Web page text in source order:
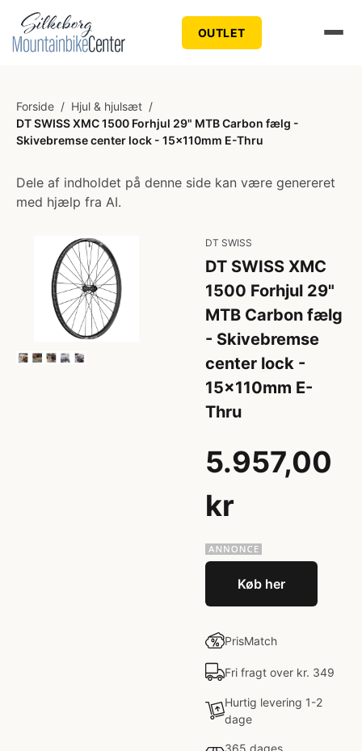
OUTLET
Forside / Hjul & hjulsæt /
DT SWISS XMC 1500 Forhjul 29" MTB Carbon fælg -
Skivebremse center lock - 15x110mm E-Thru
Dele af indholdet på denne side kan være genereret
med hjælp fra AI.
DT SWISS
DT SWISS XMC
1500 Forhjul 29"
MTB Carbon fælg
- Skivebremse
center lock -
15x110mm E-
Thru
5.957,00
kr
Køb her
PrisMatch
Fri fragt over kr. 349
Hurtig levering 1-2
dage
365 dages